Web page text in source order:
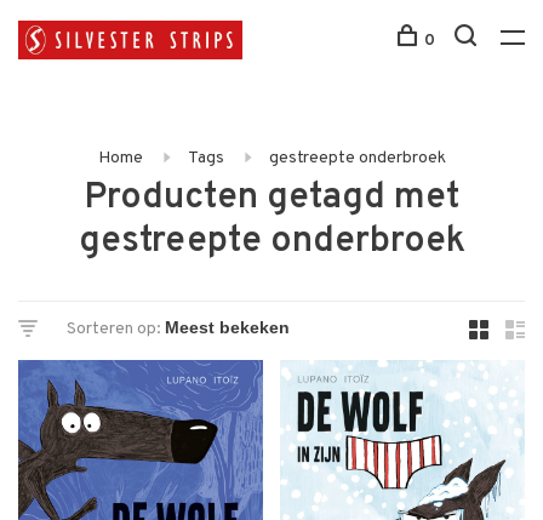
0
Home Tags gestreepte onderbroek
Producten getagd met
gestreepte onderbroek
Sorteren op: